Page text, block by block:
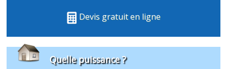
Devis gratuit en ligne
Quelle puissance ?